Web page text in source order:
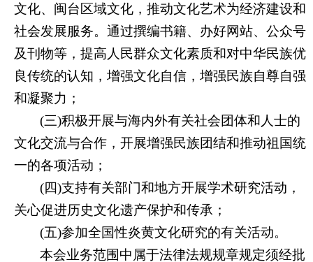
文化、闽台区域文化，推动文化艺术为经济建设和
社会发展服务。通过撰编书籍、办好网站、公众号
及刊物等，提高人民群众文化素质和对中华民族优
良传统的认知，增强文化自信，增强民族自尊自强
和凝聚力；
(三)积极开展与海内外有关社会团体和人士的
文化交流与合作，开展增强民族团结和推动祖国统
一的各项活动；
(四)支持有关部门和地方开展学术研究活动，
关心促进历史文化遗产保护和传承；
(五)参加全国性炎黄文化研究的有关活动。
本会业务范围中属于法律法规规章规定须经批